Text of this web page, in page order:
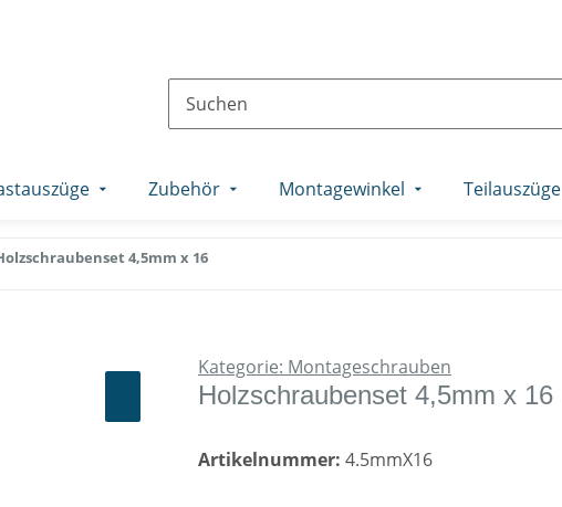
Zubehör Montagewinkel Teilauszüge
4,5mm x 16
Kategorie: Montageschrauben
Holzschraubenset 4,5mm x 16
Artikelnummer: 4.5mmX16